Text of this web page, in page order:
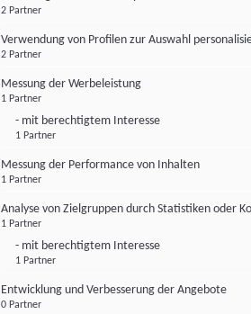
2 Partner
Verwendung von Profilen zur Auswahl
2 Partner
Messung der Werbeleistung
1 Partner
- mit berechtigtem Interesse
1 Partner
Messung der Performance von Inhalten
1 Partner
Analyse von Zielgruppen durch Statistiken oder
1 Partner
- mit berechtigtem Interesse
1 Partner
Entwicklung und Verbesserung der Angebote
0 Partner